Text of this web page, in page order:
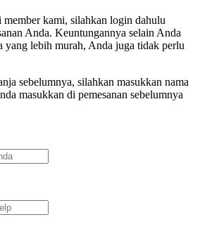
member kami, silahkan login dahulu
Anda. Keuntungannya selain Anda
yang lebih murah, Anda juga tidak perlu
sebelumnya, silahkan masukkan nama
masukkan di pemesanan sebelumnya